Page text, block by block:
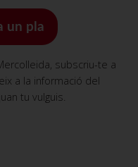
un pla
subscriu-te a
a la informació del
tu vulguis.